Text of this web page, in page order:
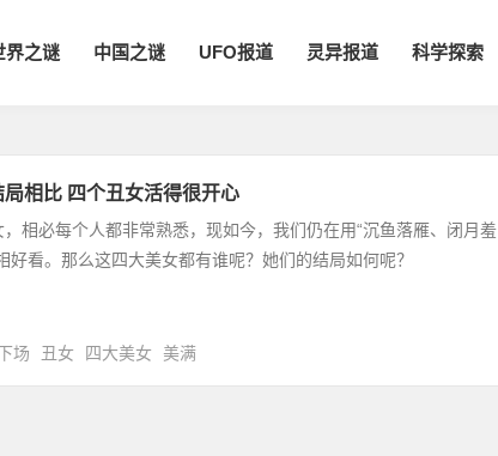
界之谜 中国之谜 UFO报道 灵异报道 科学探索
相比 四个丑女活得很开心
相必每个人都非常熟悉，现如今，我们仍在用“沉鱼落雁、闭月羞
好看。那么这四大美女都有谁呢？她们的结局如何呢？
场 丑女 四大美女 美满